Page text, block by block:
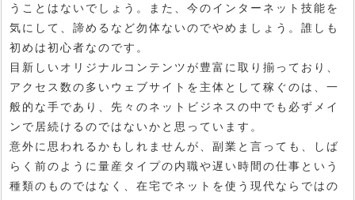
うことはないでしょう。また、今のインターネット技能を
気にして、諦めるなど勿体ないのでやめましょう。誰しも
初めは初心者なのです。
目新しいオリジナルコンテンツが豊富に取り揃っており、
アクセス数の多いウェブサイトを主体として稼ぐのは、一
般的な手であり、先々のネットビジネスの中でも必ずメイ
ンで居続けるのではないかと思っています。
意外に思われるかもしれませんが、副業と言っても、しば
らく前のように量産タイプの内職や遅い時間の仕事という
種類のものではなく、在宅でネットを使う現代ならではの